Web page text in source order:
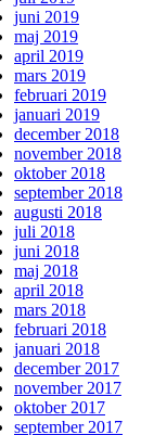
juni 2019
maj 2019
april 2019
mars 2019
februari 2019
januari 2019
december 2018
november 2018
oktober 2018
september 2018
augusti 2018
juli 2018
juni 2018
maj 2018
april 2018
mars 2018
februari 2018
januari 2018
december 2017
november 2017
oktober 2017
september 2017